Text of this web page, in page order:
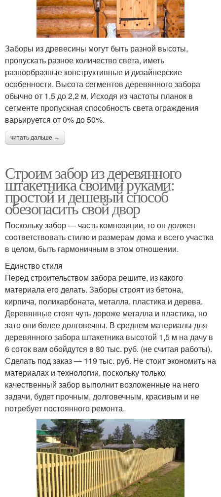
Заборы из древесины могут быть разной высоты,
пропускать разное количество света, иметь
разнообразные конструктивные и дизайнерские
особенности. Высота сегментов деревянного забора
обычно от 1,5 до 2,2 м. Исходя из частоты планок в
сегменте пропускная способность света ограждения
варьируется от 0% до 50%.
читать дальше →
Строим забор из деревянного
штакетника своими руками:
простой и дешевый способ
обезопасить свой двор
Поскольку забор — часть композиции, то он должен
соответствовать стилю и размерам дома и всего участка
в целом, быть гармоничным в этом отношении.
Единство стиля
Перед строительством забора решите, из какого
материала его делать. Заборы строят из бетона,
кирпича, поликарбоната, металла, пластика и дерева.
Деревянные стоят чуть дороже металла и пластика, но
зато они более долговечны. В среднем материалы для
деревянного забора штакетника высотой 1,5 м на дачу в
6 соток вам обойдутся в 80 тыс. руб. (не считая работы).
Сделать под заказ — 119 тыс. руб. Не стоит экономить на
материалах и технологии, поскольку только
качественный забор выполнит возложенные на него
задачи, будет прочным, долговечным, красивым и не
потребует постоянного ремонта.